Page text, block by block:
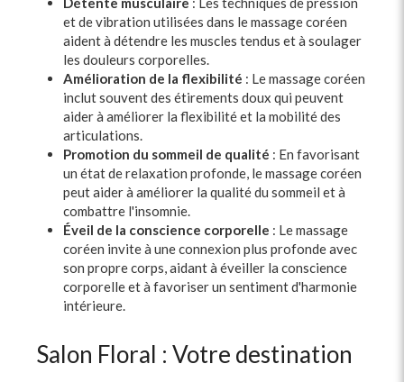
et de vibration utilisées dans le massage coréen
aident à détendre les muscles tendus et à soulager
les douleurs corporelles.
Amélioration de la flexibilité : Le massage coréen
inclut souvent des étirements doux qui peuvent
aider à améliorer la flexibilité et la mobilité des
articulations.
Promotion du sommeil de qualité : En favorisant
un état de relaxation profonde, le massage coréen
peut aider à améliorer la qualité du sommeil et à
combattre l'insomnie.
Éveil de la conscience corporelle : Le massage
coréen invite à une connexion plus profonde avec
son propre corps, aidant à éveiller la conscience
corporelle et à favoriser un sentiment d'harmonie
intérieure.
Salon Floral : Votre destination